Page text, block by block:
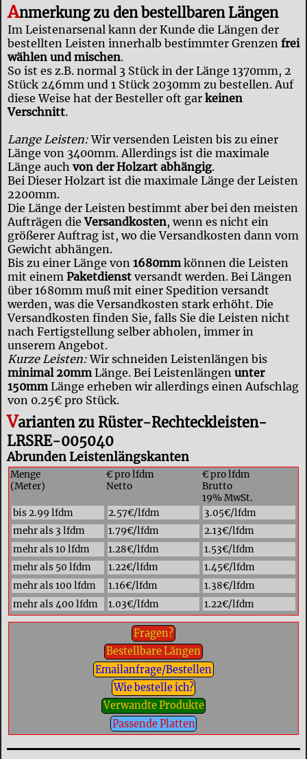
Anmerkung zu den bestellbaren Längen
Im Leistenarsenal kann der Kunde die Längen der
bestellten Leisten innerhalb bestimmter Grenzenfrei
wählen und mischen.
So ist es z.B. normal 3 Stück in der Länge 1370mm, 2
Stück 246mm und 1 Stück 2030mm zu bestellen. Auf
diese Weise hat der Besteller oft garkeinen
Verschnitt.
Lange Leisten:Wir versenden Leisten bis zu einer
Länge von 3400mm. Allerdings ist die maximale
Länge auchvon der Holzart abhängig.
Bei Dieser Holzart ist die maximale Länge der Leisten
2200mm.
Die Länge der Leisten bestimmt aber bei den meisten
Aufträgen dieVersandkosten, wenn es nicht ein
größerer Auftrag ist, wo die Versandkosten dann vom
Gewicht abhängen.
Bis zu einer Länge von1680mm können die Leisten
mit einemPaketdienst versandt werden. Bei Längen
über 1680mm muß mit einer Spedition versandt
werden, was die Versandkosten stark erhöht. Die
Versandkosten finden Sie, falls Sie die Leisten nicht
nach Fertigstellung selber abholen, immer in
unserem Angebot.
Kurze Leisten:Wir schneiden Leistenlängen bis
minimal 20mm Länge. Bei Leistenlängenunter
150mm Länge erheben wir allerdings einen Aufschlag
von 0.25€ pro Stück.
Varianten zu Rüster-Rechteckleisten-
LRSRE-005040
Abrunden Leistenlängskanten
Menge
(Meter)
€ pro lfdm
Netto
€ pro lfdm
Brutto
19% MwSt.
bis 2.99 lfdm
2.57€/lfdm
3.05€/lfdm
mehr als 3 lfdm
1.79€/lfdm
2.13€/lfdm
mehr als 10 lfdm
1.28€/lfdm
1.53€/lfdm
mehr als 50 lfdm
1.22€/lfdm
1.45€/lfdm
mehr als 100 lfdm
1.16€/lfdm
1.38€/lfdm
mehr als 400 lfdm
1.03€/lfdm 1.22€/lfdm
Fragen?
Bestellbare Längen
Emailanfrage/Bestellen
Wie bestelle ich?
Verwandte Produkte
Passende Platten